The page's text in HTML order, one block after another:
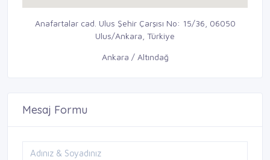
Anafartalar cad. Ulus Şehir Çarşısı No: 15/36, 06050
Ulus/Ankara, Türkiye
Ankara / Altındağ
Mesaj Formu